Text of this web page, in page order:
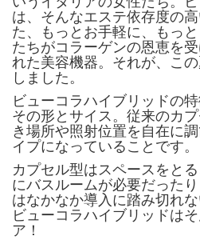
は、そんなエステ依存度の
た、もっとお手軽に、もっ
たちがコラーゲンの恩恵を
れた美容機器。それが、こ
しました。
ビューコラハイブリッドの
その形とサイス。従来のカ
き場所や照射位置を自在に
イプになっていることです。
カプセル型はスペースをと
にバスルームが必要だった
はなかなか導入に踏み切れ
ビューコラハイブリッドは
ア！